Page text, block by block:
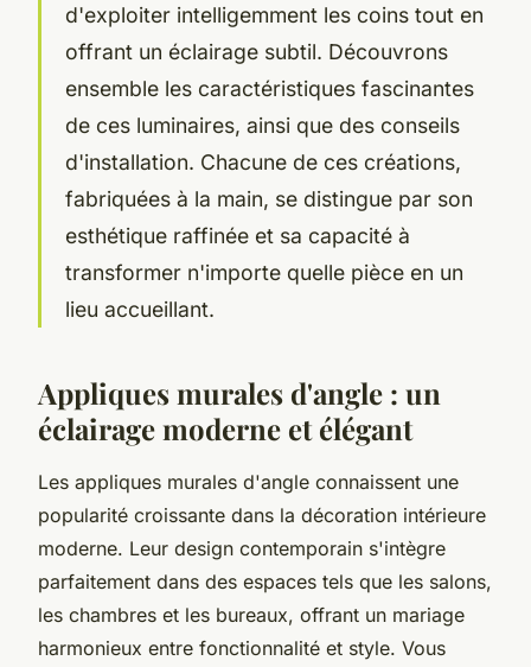
d'exploiter intelligemment les coins tout en
offrant un éclairage subtil. Découvrons
ensemble les caractéristiques fascinantes
de ces luminaires, ainsi que des conseils
d'installation. Chacune de ces créations,
fabriquées à la main, se distingue par son
esthétique raffinée et sa capacité à
transformer n'importe quelle pièce en un
lieu accueillant.
Appliques murales d'angle : un
éclairage moderne et élégant
Les appliques murales d'angle connaissent une
popularité croissante dans la décoration intérieure
moderne. Leur design contemporain s'intègre
parfaitement dans des espaces tels que les salons,
les chambres et les bureaux, offrant un mariage
harmonieux entre fonctionnalité et style. Vous